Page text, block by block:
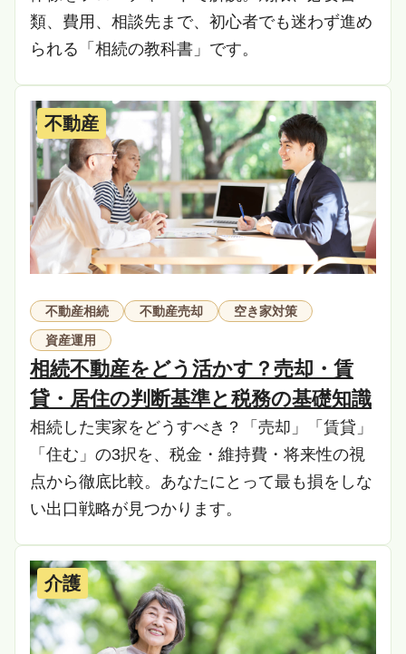
類、費用、相談先まで、初心者でも迷わず進め
られる「相続の教科書」です。
不動産
不動産相続 不動産売却
空き家対策
資産運用
相続不動産をどう活かす？売却・賃
貸・居住の判断基準と税務の基礎知識
相続した実家をどうすべき？「売却」「賃貸」
「住む」の3択を、税金・維持費・将来性の視
点から徹底比較。あなたにとって最も損をしな
い出口戦略が見つかります。
介護